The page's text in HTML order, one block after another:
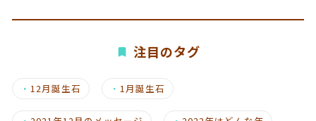
注目のタグ
・ 12月誕生石 ・1月誕生石